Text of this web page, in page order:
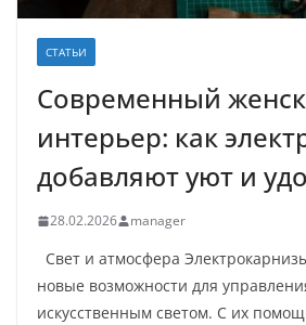
СТАТЬИ
Современный
интерьер: как
добавляют уют и
28.02.2026 manager
Свет и атмосфера
новые возможности для
искусственным светом. С их